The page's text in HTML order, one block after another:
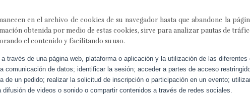
en el archivo de cookies de su navegador hasta que abandone la
obtenida por medio de estas cookies, sirve para analizar pautas de
el contenido y facilitando su uso.
través de una página web, plataforma o aplicación y la utilización de las
comunicación de datos; identificar la sesión; acceder a partes de acceso
de un pedido; realizar la solicitud de inscripción o participación en un evento;
de videos o sonido o compartir contenidos a través de redes sociales.